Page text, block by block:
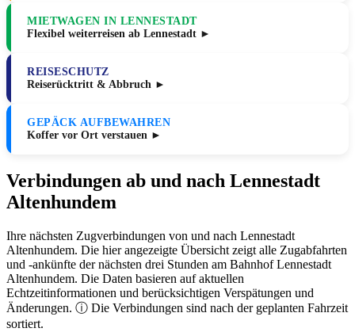
MIETWAGEN IN LENNESTADT
Flexibel weiterreisen ab Lennestadt ►
REISESCHUTZ
Reiserücktritt & Abbruch ►
GEPÄCK AUFBEWAHREN
Koffer vor Ort verstauen ►
Verbindungen ab und nach Lennestadt
Altenhundem
Ihre nächsten Zugverbindungen von und nach Lennestadt
Altenhundem. Die hier angezeigte Übersicht zeigt alle Zugabfahrten
und -ankünfte der nächsten drei Stunden am Bahnhof Lennestadt
Altenhundem. Die Daten basieren auf aktuellen
Echtzeitinformationen und berücksichtigen Verspätungen und
Änderungen. ⓘ Die Verbindungen sind nach der geplanten Fahrzeit
sortiert.